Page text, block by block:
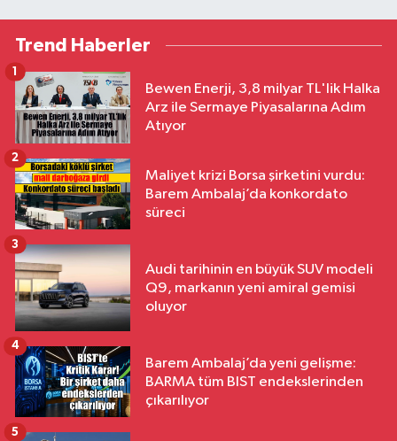
Trend Haberler
Bewen Enerji, 3,8 milyar TL'lik Halka
Arz ile Sermaye Piyasalarına Adım
Atıyor
1
Maliyet krizi Borsa şirketini vurdu:
Barem Ambalaj’da konkordato
süreci
2
Audi tarihinin en büyük SUV modeli
Q9, markanın yeni amiral gemisi
oluyor
3
Barem Ambalaj’da yeni gelişme:
BARMA tüm BIST endekslerinden
çıkarılıyor
4
5